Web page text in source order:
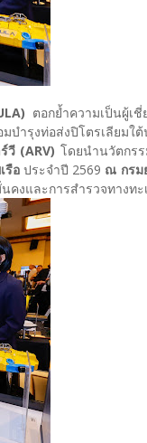
ตอกย้ำความเป็นผู้เ
รุงท่อส่งปิโตรเลียมใ
วี (ARV) โดยนำนวัตกร
รือ ประจำปี 2569 ณ กรม
งและการสำรวจทางทะ